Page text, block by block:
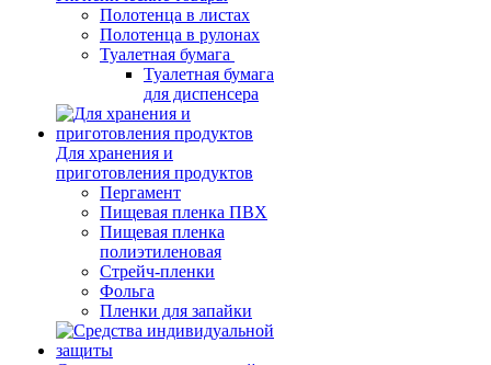
Полотенца в листах
Полотенца в рулонах
Туалетная бумага
Туалетная бумага
для диспенсера
Для хранения и
приготовления продуктов
Пергамент
Пищевая пленка ПВХ
Пищевая пленка
полиэтиленовая
Стрейч-пленки
Фольга
Пленки для запайки